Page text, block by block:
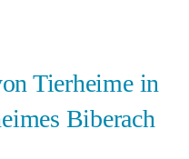
Tierheime in
Biberach